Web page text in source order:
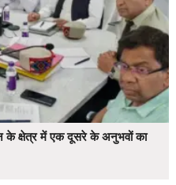
के क्षेत्र में एक दूसरे के अनुभवों का